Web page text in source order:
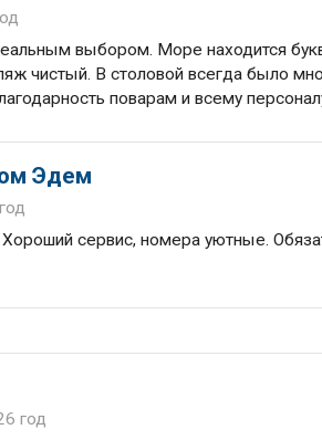
выбором. Море находится
чистый. В столовой всегда было
поварам и всему
Эдем
сервис, номера уютные.
год